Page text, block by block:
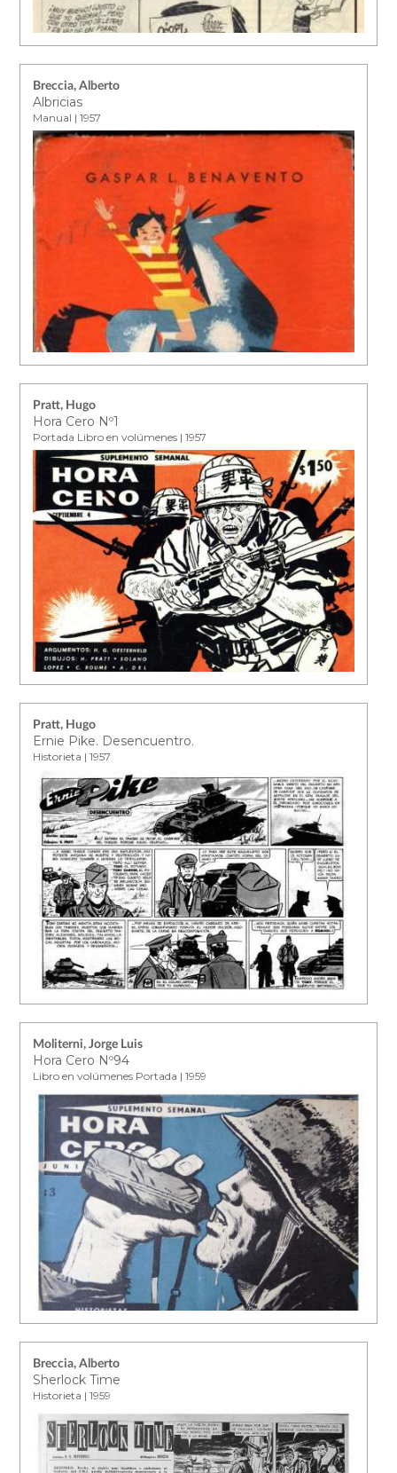
Breccia, Alberto
Albricias
Manual | 1957
Pratt, Hugo
Hora Cero Nº1
Portada Libro en volúmenes | 1957
Pratt, Hugo
Ernie Pike. Desencuentro.
Historieta | 1957
Moliterni, Jorge Luis
Hora Cero Nº94
Libro en volúmenes Portada | 1959
Breccia, Alberto
Sherlock Time
Historieta | 1959